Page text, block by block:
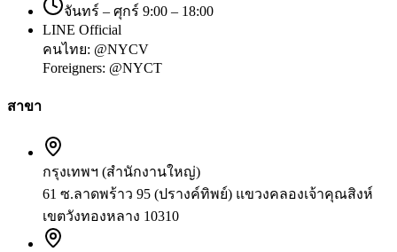
จันทร์ – ศุกร์ 9:00 – 18:00
LINE Official
คนไทย: @NYCV
Foreigners: @NYCT
สาขา
กรุงเทพฯ (สำนักงานใหญ่)
61 ซ.ลาดพร้าว 95 (ปรางค์ทิพย์) แขวงคลองเจ้าคุณสิงห์
เขตวังทองหลาง 10310